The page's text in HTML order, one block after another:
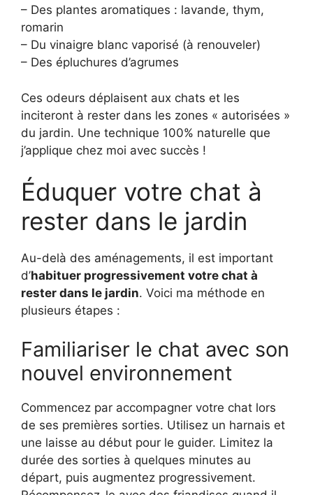
– Des plantes aromatiques : lavande, thym,
romarin
– Du vinaigre blanc vaporisé (à renouveler)
– Des épluchures d’agrumes
Ces odeurs déplaisent aux chats et les
inciteront à rester dans les zones « autorisées »
du jardin. Une technique 100% naturelle que
j’applique chez moi avec succès !
Éduquer votre chat à
rester dans le jardin
Au-delà des aménagements, il est important
d’habituer progressivement votre chat à
rester dans le jardin. Voici ma méthode en
plusieurs étapes :
Familiariser le chat avec son
nouvel environnement
Commencez par accompagner votre chat lors
de ses premières sorties. Utilisez un harnais et
une laisse au début pour le guider. Limitez la
durée des sorties à quelques minutes au
départ, puis augmentez progressivement.